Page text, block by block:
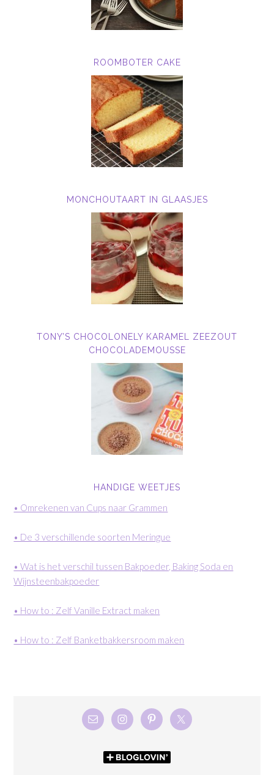
ROOMBOTER CAKE
MONCHOUTAART IN GLAASJES
TONY’S CHOCOLONELY KARAMEL ZEEZOUT
CHOCOLADEMOUSSE
HANDIGE WEETJES
• Omrekenen van Cups naar Grammen
• De 3 verschillende soorten Meringue
• Wat is het verschil tussen Bakpoeder, Baking Soda en
Wijnsteenbakpoeder
• How to : Zelf Vanille Extract maken
• How to : Zelf Banketbakkersroom maken